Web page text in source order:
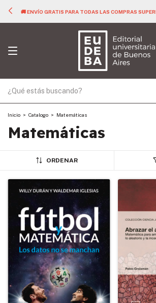
🚚 ENVÍO GRATIS PARA TODAS LAS COMPRAS
Inicio > Catalogo > Matemáticas
Matemáticas
ORDENAR